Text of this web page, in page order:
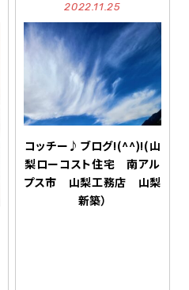
2022.11.25
コッチー♪ブログ!(^^)!(山
梨ローコスト住宅 南アル
プス市 山梨工務店 山梨
新築）